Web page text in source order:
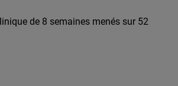
de 8 semaines menés sur 52